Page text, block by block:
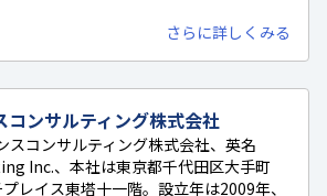
さらに詳しくみる
コンサルティング株式会社
スコンサルティング株式会社、英名
Inc.、本社は東京都千代田区大手町
レイス東塔十一階。設立年は2009年、